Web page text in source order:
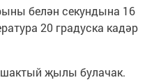
белән секундына 16
20 градуска кадәр
шактый җылы булачак.